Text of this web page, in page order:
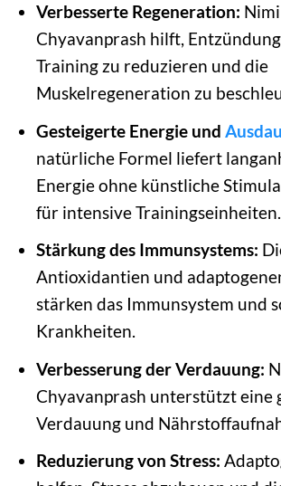
Verbesserte Regeneration: Nimi
Chyavanprash hilft,
Training zu reduzieren und die
Muskelregeneration zu
Gesteigerte Energie und
natürliche Formel liefert
Energie ohne künstliche
für intensive Trainingseinheiten.
Stärkung des Immunsystems:
Antioxidantien und
stärken das Immunsystem und
Krankheiten.
Verbesserung der Verdauung:
Chyavanprash unterstützt eine
Verdauung und
Reduzierung von Stress: